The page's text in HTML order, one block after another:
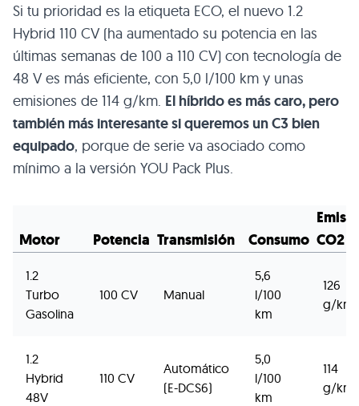
Si tu prioridad es la etiqueta ECO, el nuevo 1.2
Hybrid 110 CV (ha aumentado su potencia en las
últimas semanas de 100 a 110 CV) con tecnología de
48 V es más eficiente, con 5,0 l/100 km y unas
emisiones de 114 g/km. El híbrido es más caro, pero
también más interesante si queremos un C3 bien
equipado, porque de serie va asociado como
mínimo a la versión YOU Pack Plus.
Motor Potencia Transmisión Consumo CO2
1.2
Turbo
Gasolina
100 CV Manual
5,6
l/100
km
126
g/km
1.2
Hybrid
48V
110 CV
Automático
(E-DCS6)
5,0
l/100
km
114
g/km